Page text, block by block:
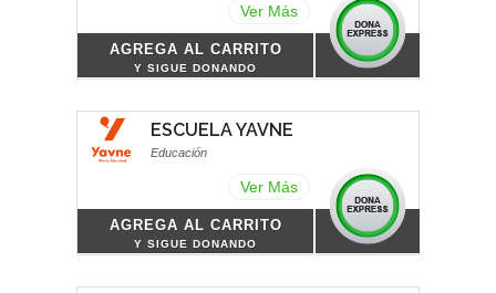
Ver Más
AGREGA AL CARRITO
Y SIGUE DONANDO
ESCUELA YAVNE
Educación
Ver Más
AGREGA AL CARRITO
Y SIGUE DONANDO